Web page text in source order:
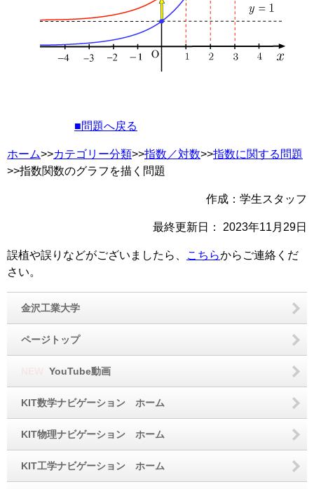
■問題へ戻る
ホーム>>カテゴリー分類>>指数／対数>>指数に関する問題
>>指数関数のグラフを描く問題
作成：学生スタッフ
最終更新日： 2023年11月29日
誤植や誤りなどがございましたら、 こちらからご連絡くだ
さい。
金沢工業大学
ページトップ
YouTube動画
KIT数学ナビゲーション ホーム
KIT物理ナビゲーション ホーム
KIT工学ナビゲーション ホーム